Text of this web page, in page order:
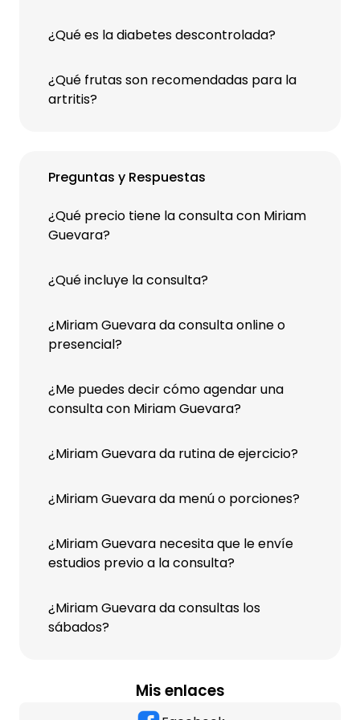
¿Qué es la diabetes descontrolada?
¿Qué frutas son recomendadas para la
artritis?
Preguntas y Respuestas
¿Qué precio tiene la consulta con Miriam
Guevara?
¿Qué incluye la consulta?
¿Miriam Guevara da consulta online o
presencial?
¿Me puedes decir cómo agendar una
consulta con Miriam Guevara?
¿Miriam Guevara da rutina de ejercicio?
¿Miriam Guevara da menú o porciones?
¿Miriam Guevara necesita que le envíe
estudios previo a la consulta?
¿Miriam Guevara da consultas los
sábados?
Mis enlaces